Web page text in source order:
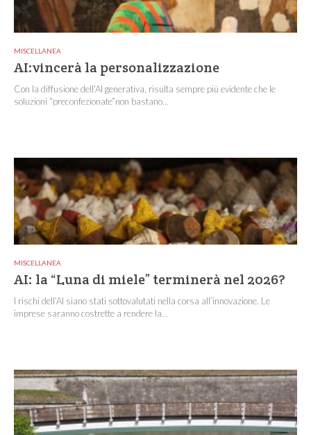
MISCELLANEA
AI:vincerà la personalizzazione
Con la diffusione dell’AI generativa, risulta sempre più evidente che le
soluzioni “preconfezionate”non bastano...
MISCELLANEA
AI: la “Luna di miele” terminerà nel 2026?
I rischi dell’AI siano stati sottovalutati nella corsa all’innovazione. Le
imprese saranno costrette a rendere la...